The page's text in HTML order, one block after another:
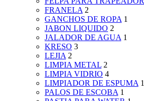
FRANELA 2
GANCHOS DE ROPA 1
JABON LIQUIDO 2
JALADOR DE AGUA 1
KRESO 3
LEJIA 2
LIMPIA METAL 2
LIMPIA VIDRIO 4
LIMPIADOR DE ESPUMA 1
PALOS DE ESCOBA 1